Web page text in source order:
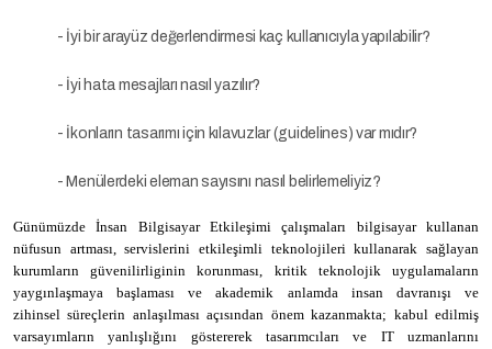
- İyi bir arayüz değerlendirmesi kaç kullanıcıyla yapılabilir?
- İyi hata mesajları nasıl yazılır?
- İkonların tasarımı için kılavuzlar (guidelines) var mıdır?
- Menülerdeki eleman sayısını nasıl belirlemeliyiz?
Günümüzde İnsan Bilgisayar Etkileşimi çalışmaları bilgisayar kullanan
nüfusun artması, servislerini etkileşimli teknolojileri kullanarak sağlayan
kurumların güvenilirliginin korunması, kritik teknolojik uygulamaların
yaygınlaşmaya başlaması ve akademik anlamda insan davranışı ve
zihinsel süreçlerin anlaşılması açısından önem kazanmakta; kabul edilmiş
varsayımların yanlışlığını göstererek tasarımcıları ve IT uzmanlarını